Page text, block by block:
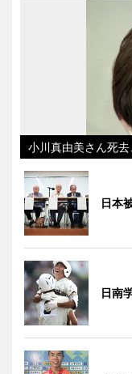
小川真由美さん死
日本
日南